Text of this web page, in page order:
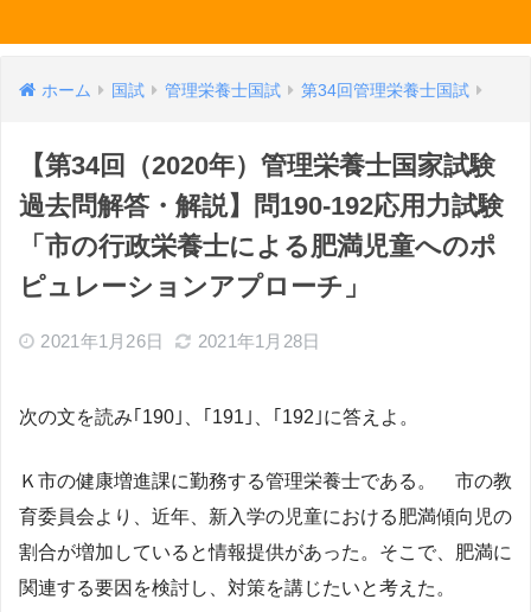
ホーム 国試 管理栄養士国試 第34回管理栄養士国試
【第34回（2020年）管理栄養士国家試験
過去問解答・解説】問190-192応用力試験
「市の行政栄養士による肥満児童へのポ
ピュレーションアプローチ」
2021年1月26日 2021年1月28日
次の文を読み｢190｣、｢191｣、｢192｣に答えよ。
Ｋ市の健康増進課に勤務する管理栄養士である。 市の教
育委員会より、近年、新入学の児童における肥満傾向児の
割合が増加していると情報提供があった。そこで、肥満に
関連する要因を検討し、対策を講じたいと考えた。